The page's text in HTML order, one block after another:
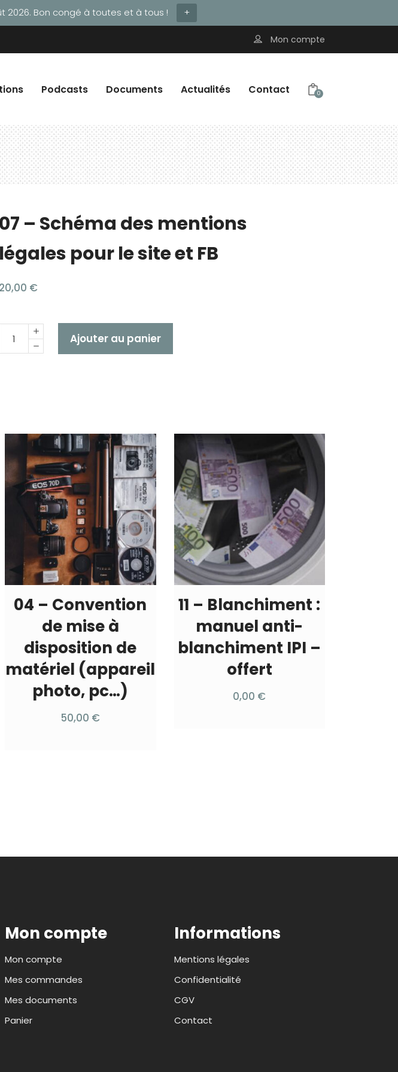
2026. Bon congé à toutes et à tous ! +
Mon compte
Podcasts Documents Actualités Contact 0
07 – Schéma des mentions
légales pour le site et FB
20,00 €
Quantité
Ajouter au panier
04 – Convention
de mise à
disposition de
matériel (appareil
photo, pc…)
50,00 €
11 – Blanchiment :
manuel anti-
blanchiment IPI –
offert
0,00 €
Mon compte
Mon compte
Mes commandes
Mes documents
Panier
Informations
Mentions légales
Confidentialité
CGV
Contact